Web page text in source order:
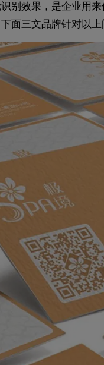
别效果，是企业用
面三文品牌针对以